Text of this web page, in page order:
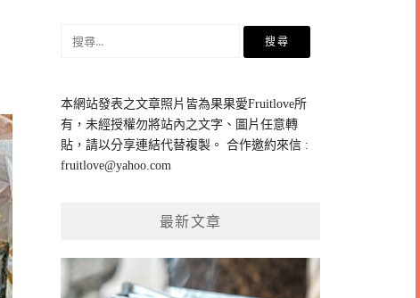
鍵
字:
本網站發表之文章照片皆為果果愛Fruitlove所
有，未經授權勿將站內之文字、圖片任意轉
貼，請以分享連結代替複製。 合作邀約來信 :
fruitlove@yahoo.com
最新文章